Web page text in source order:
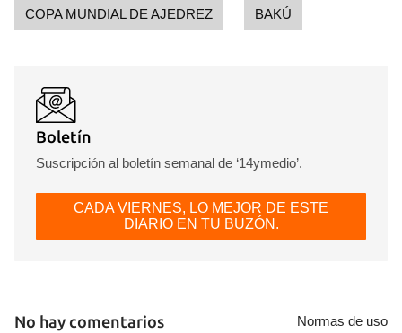
COPA MUNDIAL DE AJEDREZ BAKÚ
Boletín
Suscripción al boletín semanal de ‘14ymedio’.
CADA VIERNES, LO MEJOR DE ESTE
DIARIO EN TU BUZÓN.
No hay comentarios Normas de uso